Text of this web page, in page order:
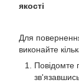
якості
Для
виконайте
Повідомте